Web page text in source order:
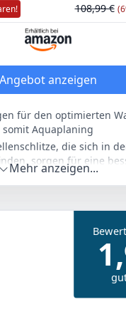
108,99 €
Angebot anzeigen
für den optimierten
Aquaplaning
die sich in
sorgen für eine
und Eis
Qualitätsprodukt durch
Mehr anzeigen...